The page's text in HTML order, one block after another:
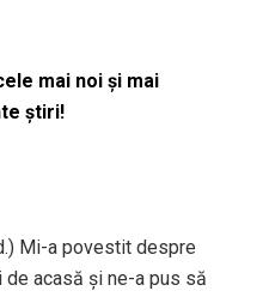
mai noi și mai
știri!
Mi-a povestit despre
acasă și ne-a pus să